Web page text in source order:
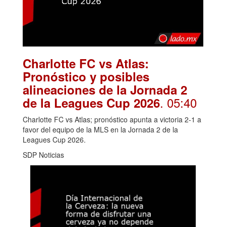
Charlotte FC vs Atlas:
Pronóstico y posibles
alineaciones de la Jornada 2
de la Leagues Cup 2026. 05:40
Charlotte FC vs Atlas; pronóstico apunta a victoria 2-1 a
favor del equipo de la MLS en la Jornada 2 de la
Leagues Cup 2026.
SDP Noticias